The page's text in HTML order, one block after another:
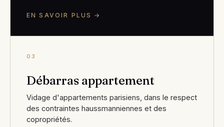
EN SAVOIR PLUS →
03
Débarras appartement
Vidage d'appartements parisiens, dans le respect
des contraintes haussmanniennes et des
copropriétés.